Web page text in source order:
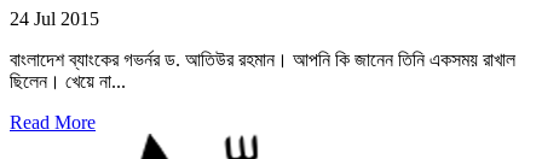
24 Jul 2015
বাংলাদেশ ব্যাংকের গভর্নর ড. আতিউর রহমান। আপনি কি জানেন তিনি একসময় রাখাল
ছিলেন। খেয়ে না...
Read More